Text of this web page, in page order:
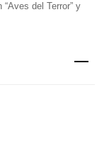
del Terror” y